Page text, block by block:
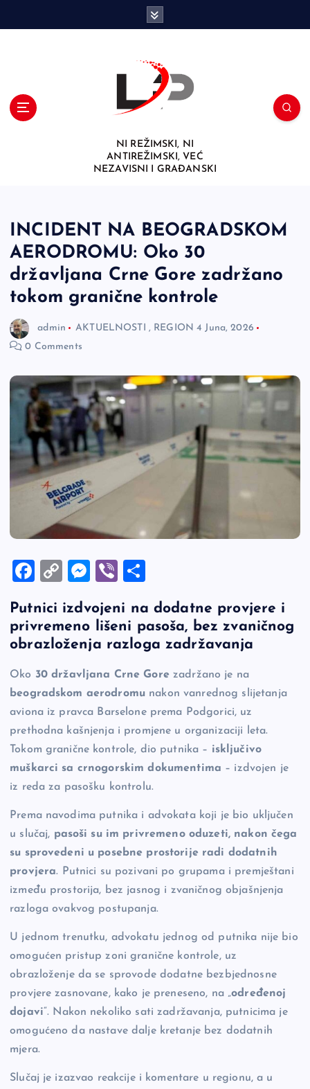
NI REŽIMSKI, NI
ANTIREŽIMSKI, VEĆ
NEZAVISNI I GRAĐANSKI
INCIDENT NA BEOGRADSKOM
AERODROMU: Oko 30
državljana Crne Gore zadržano
tokom granične kontrole
admin AKTUELNOSTI , REGION 4 Juna, 2026
0 Comments
F
c
e
o
o
k
C
p
y
n
k
M
se
n
er
Vi
er ar
e
Putnici izdvojeni na dodatne provjere i
privremeno lišeni pasoša, bez zvaničnog
obrazloženja razloga zadržavanja
Oko 30 državljana Crne Gorezadržano je na
beogradskom aerodromu nakon vanrednog slijetanja
aviona iz pravca Barselone prema Podgorici, uz
prethodna kašnjenja i promjene u organizaciji leta.
Tokom granične kontrole, dio putnika – isključivo
muškarci sa crnogorskim dokumentima – izdvojen je
iz reda za pasošku kontrolu.
Prema navodima putnika i advokata koji je bio uključen
u slučaj, pasoši su im privremeno oduzeti, nakon čega
su sprovedeni u posebne prostorije radi dodatnih
provjera. Putnici su pozivani po grupama i premještani
između prostorija, bez jasnog i zvaničnog objašnjenja
razloga ovakvog postupanja.
U jednom trenutku, advokatu jednog od putnika nije bio
omogućen pristup zoni granične kontrole, uz
obrazloženje da se sprovode dodatne bezbjednosne
provjere zasnovane, kako je preneseno, na „određenoj
dojavi“. Nakon nekoliko sati zadržavanja, putnicima je
omogućeno da nastave dalje kretanje bez dodatnih
mjera.
Slučaj je izazvao reakcije i komentare u regionu, a u